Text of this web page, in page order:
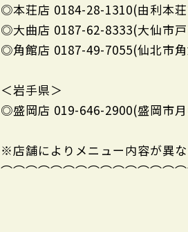
◎本荘店 0184-28-1310(由利本
◎大曲店 0187-62-8333(大仙市
◎角館店 0187-49-7055(仙北市
＜岩手県＞
◎盛岡店 019-646-2900(盛岡市
※店舗によりメニュー内容が異